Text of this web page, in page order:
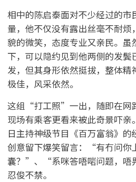
相中的陈启泰面对不少经过的市
量，他不仅没有露出丝毫不耐烦
貌的微笑，态度专业又亲民。虽
下，可以隐约见到他两侧的发鬓
发，但其身形依然挺拔，整体精
极佳，风采依然。
这组“打工照”一出，随即在网
现场有乘客更看来被此奇景吓亲
日主持神级节目《百万富翁》
创意留下爆笑留言：“有冇问你
囊？”、“系咪答唔啱问题，唔
忍俊不禁。